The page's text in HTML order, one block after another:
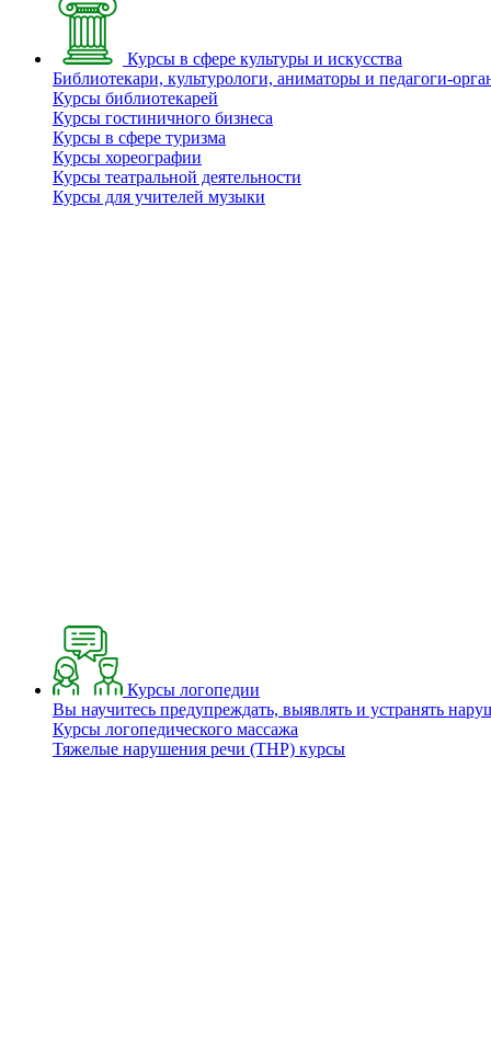
Курсы в сфере культуры и искусства
Библиотекари, культурологи, аниматоры и педагоги-
Курсы библиотекарей
Курсы гостиничного бизнеса
Курсы в сфере туризма
Курсы хореографии
Курсы театральной деятельности
Курсы для учителей музыки
Курсы логопедии
Вы научитесь предупреждать, выявлять и устранять
Курсы логопедического массажа
Тяжелые нарушения речи (ТНР) курсы